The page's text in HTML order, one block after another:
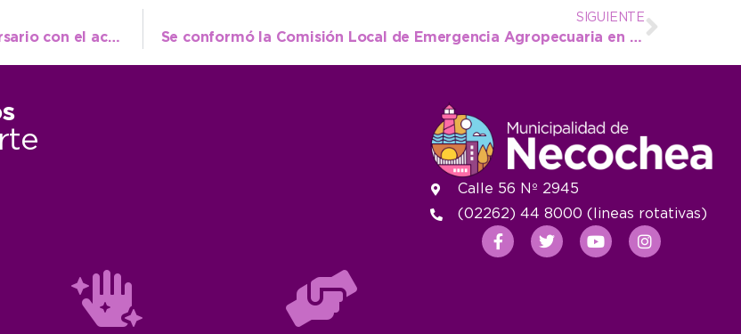
El Instituto Superior Municipal celebra su 2° aniversario con el acto de este viernes y la función del domingo
SIGUIENTE
Se conformó la Comisión Local de Emergencia Agropecuaria en Necochea
Calle 56 Nº 2945
(02262) 44 8000 (lineas rotativas)